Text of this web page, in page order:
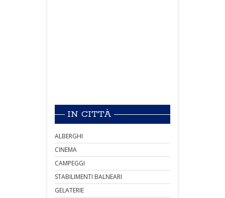
IN CITTÀ
ALBERGHI
CINEMA
CAMPEGGI
STABILIMENTI BALNEARI
GELATERIE